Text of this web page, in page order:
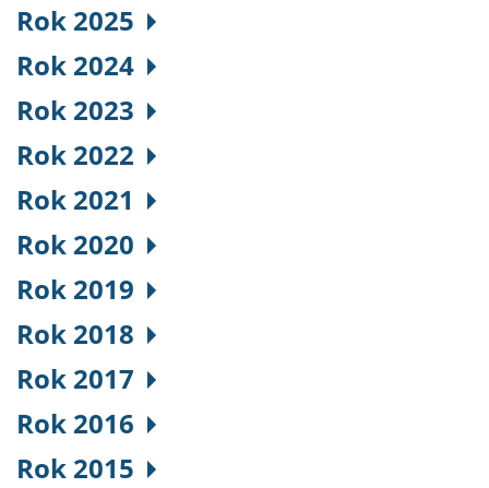
Rok 2025
Rok 2024
Rok 2023
Rok 2022
Rok 2021
Rok 2020
Rok 2019
Rok 2018
Rok 2017
Rok 2016
Rok 2015